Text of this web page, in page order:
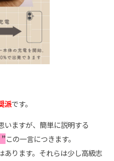
派です。
いますが、簡単に説明する
この一言につきます。
あります。それらは少し高級志